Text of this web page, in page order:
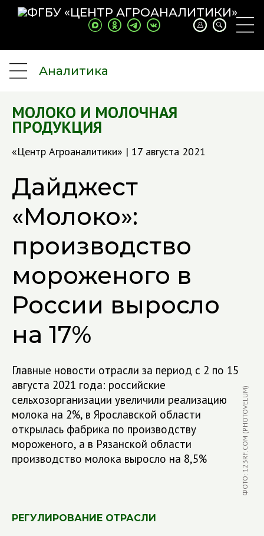
Аналитика
МОЛОКО И МОЛОЧНАЯ
ПРОДУКЦИЯ
«Центр Агроаналитики» | 17 августа 2021
Дайджест
«Молоко»:
производство
мороженого в
России выросло
на 17%
Главные новости отрасли за период с 2 по 15
августа 2021 года: российские
сельхозорганизации увеличили реализацию
молока на 2%, в Ярославской области
открылась фабрика по производству
мороженого, а в Рязанской области
производство молока выросло на 8,5%
ФОТО: 123RF.COM (PHOTOVELUM)
РЕГУЛИРОВАНИЕ ОТРАСЛИ